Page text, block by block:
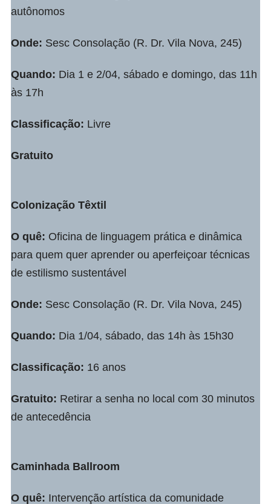
autônomos
Onde: Sesc Consolação (R. Dr. Vila Nova, 245)
Quando: Dia 1 e 2/04, sábado e domingo, das 11h
às 17h
Classificação: Livre
Gratuito
Colonização Têxtil
O quê: Oficina de linguagem prática e dinâmica
para quem quer aprender ou aperfeiçoar técnicas
de estilismo sustentável
Onde: Sesc Consolação (R. Dr. Vila Nova, 245)
Quando: Dia 1/04, sábado, das 14h às 15h30
Classificação: 16 anos
Gratuito: Retirar a senha no local com 30 minutos
de antecedência
Caminhada Ballroom
O quê: Intervenção artística da comunidade